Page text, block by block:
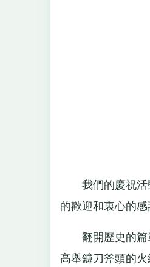
我們的慶祝活動
的歡迎和衷心的感
翻開歷史的篇章
高舉鐮刀斧頭的